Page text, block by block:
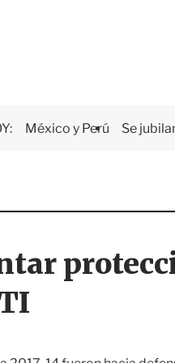
México y Perú Se